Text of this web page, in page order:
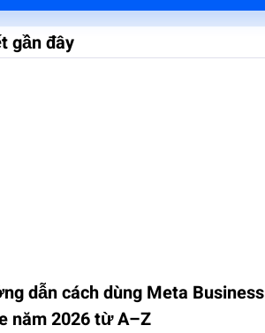
gần đây
dẫn cách dùng Meta Business
năm 2026 từ A–Z